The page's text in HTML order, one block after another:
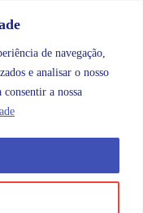
de navegação,
e analisar o nosso
a nossa